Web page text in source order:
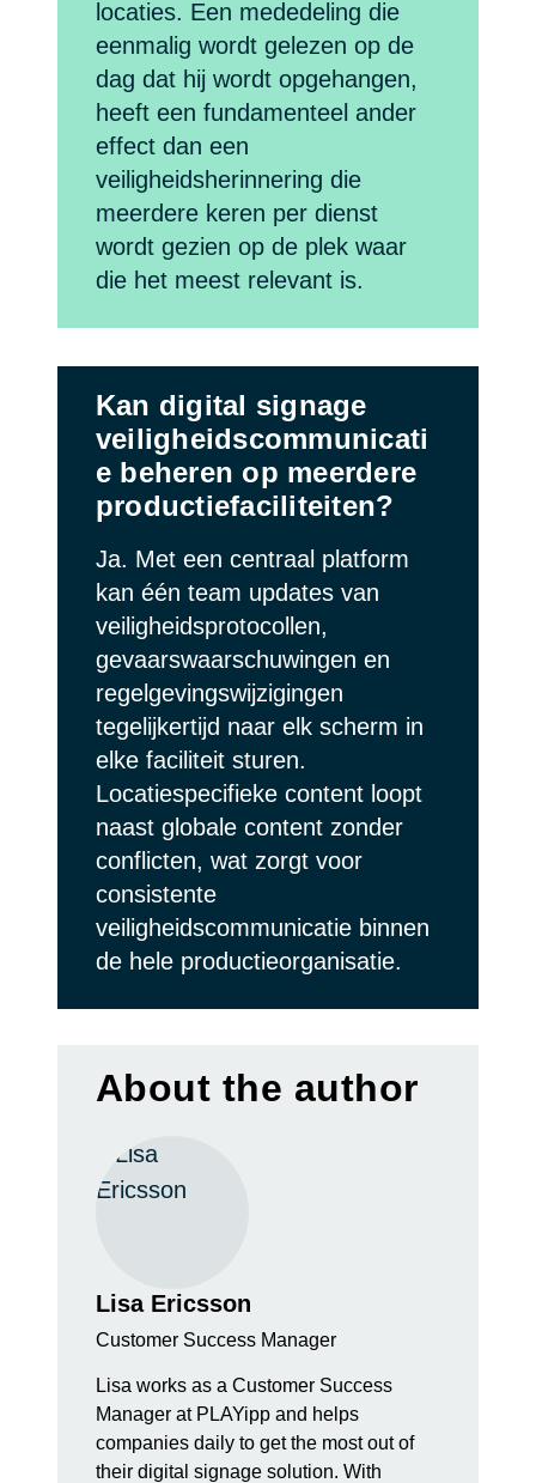
locaties. Een mededeling die
eenmalig wordt gelezen op de
dag dat hij wordt opgehangen,
heeft een fundamenteel ander
effect dan een
veiligheidsherinnering die
meerdere keren per dienst
wordt gezien op de plek waar
die het meest relevant is.
Kan digital signage
veiligheidscommunicati
e beheren op meerdere
productiefaciliteiten?
Ja. Met een centraal platform
kan één team updates van
veiligheidsprotocollen,
gevaarswaarschuwingen en
regelgevingswijzigingen
tegelijkertijd naar elk scherm in
elke faciliteit sturen.
Locatiespecifieke content loopt
naast globale content zonder
conflicten, wat zorgt voor
consistente
veiligheidscommunicatie binnen
de hele productieorganisatie.
About the author
Lisa Ericsson
Customer Success Manager
Lisa works as a Customer Success
Manager at PLAYipp and helps
companies daily to get the most out of
their digital signage solution. With